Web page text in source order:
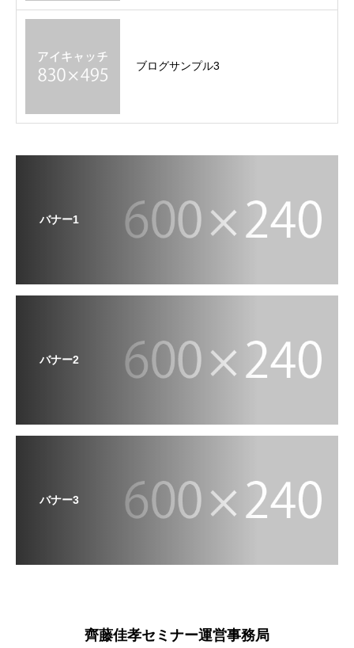
ブログサンプル3
バナー1
バナー2
バナー3
齊藤佳孝セミナー運営事務局